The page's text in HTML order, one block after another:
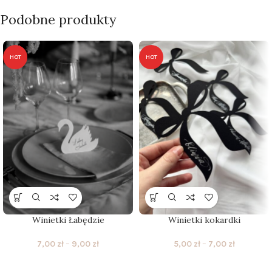
Podobne produkty
HOT
Winietki Łabędzie
7,00 zł – 9,00 zł
HOT
Winietki kokardki
5,00 zł – 7,00 zł